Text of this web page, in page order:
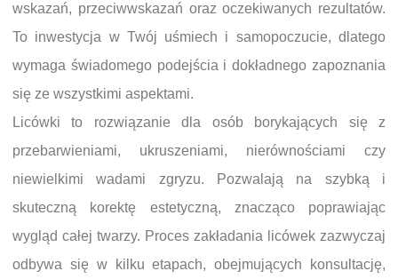
wskazań, przeciwwskazań oraz oczekiwanych rezultatów.
To inwestycja w Twój uśmiech i samopoczucie, dlatego
wymaga świadomego podejścia i dokładnego zapoznania
się ze wszystkimi aspektami.
Licówki to rozwiązanie dla osób borykających się z
przebarwieniami, ukruszeniami, nierównościami czy
niewielkimi wadami zgryzu. Pozwalają na szybką i
skuteczną korektę estetyczną, znacząco poprawiając
wygląd całej twarzy. Proces zakładania licówek zazwyczaj
odbywa się w kilku etapach, obejmujących konsultację,